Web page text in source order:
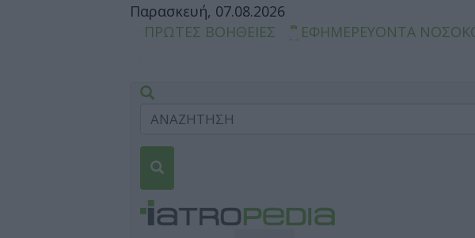
Παρασκευή, 07.08.2026
ΠΡΩΤΕΣ ΒΟΗΘΕΙΕΣ
ΕΦΗΜΕΡΕΥΟΝΤΑ